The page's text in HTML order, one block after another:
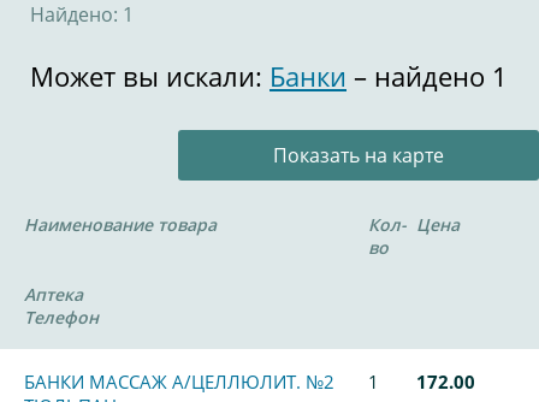
Найдено: 1
Может вы искали: Банки – найдено 1
Показать на карте
Наименование товара
Кол-
во
Цена
Аптека
Телефон
БАНКИ МАССАЖ А/ЦЕЛЛЮЛИТ. №2
1 172.00